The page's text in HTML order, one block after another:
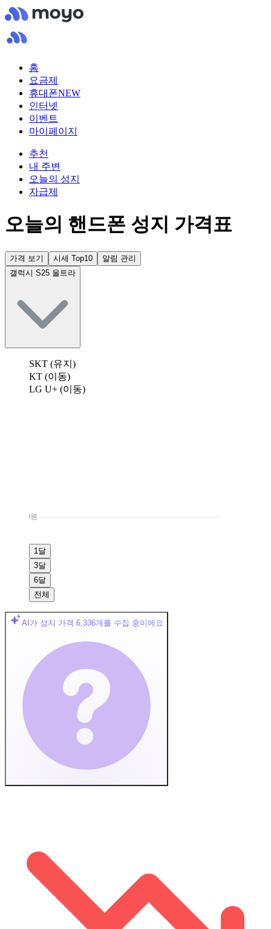
홈
요금제
휴대폰NEW
인터넷
이벤트
마이페이지
추천
내 주변
오늘의 성지
자급제
오늘의 핸드폰 성지 가격표
가격 보기 시세 Top10
알림 관리
갤럭시 S25 울트라
SKT (유지)
KT (이동)
LG U+ (이동)
0원
1달
3달
6달
전체
AI가 성지 가격 6,336개를 수집 중이에요